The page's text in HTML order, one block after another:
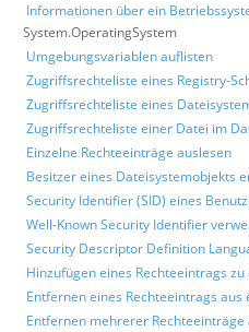
Informationen über ein
System.OperatingSystem
Umgebungsvariablen auflisten
Zugriffsrechteliste eines Registry-
Zugriffsrechteliste eines
Zugriffsrechteliste einer Datei im
Einzelne Rechteeinträge auslesen
Besitzer eines Dateisystemobjekts
Security Identifier (SID) eines
Well-Known Security Identifier
Security Descriptor Definition
Hinzufügen eines Rechteeintrags
Entfernen eines Rechteeintrags
Entfernen mehrerer